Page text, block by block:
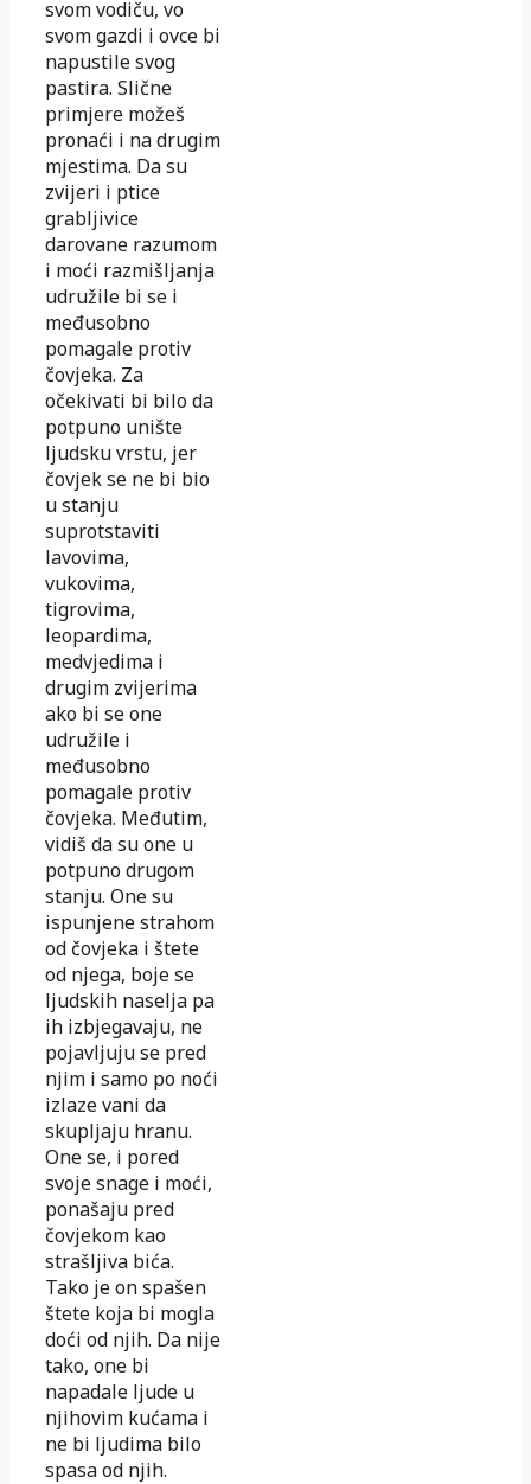
svom vodiču, vo
svom gazdi i ovce bi
napustile svog
pastira. Slične
primjere možeš
pronaći i na drugim
mjestima. Da su
zvijeri i ptice
grabljivice
darovane razumom
i moći razmišljanja
udružile bi se i
međusobno
pomagale protiv
čovjeka. Za
očekivati bi bilo da
potpuno unište
ljudsku vrstu, jer
čovjek se ne bi bio
u stanju
suprotstaviti
lavovima,
vukovima,
tigrovima,
leopardima,
medvjedima i
drugim zvijerima
ako bi se one
udružile i
međusobno
pomagale protiv
čovjeka. Međutim,
vidiš da su one u
potpuno drugom
stanju. One su
ispunjene strahom
od čovjeka i štete
od njega, boje se
ljudskih naselja pa
ih izbjegavaju, ne
pojavljuju se pred
njim i samo po noći
izlaze vani da
skupljaju hranu.
One se, i pored
svoje snage i moći,
ponašaju pred
čovjekom kao
strašljiva bića.
Tako je on spašen
štete koja bi mogla
doći od njih. Da nije
tako, one bi
napadale ljude u
njihovim kućama i
ne bi ljudima bilo
spasa od njih.